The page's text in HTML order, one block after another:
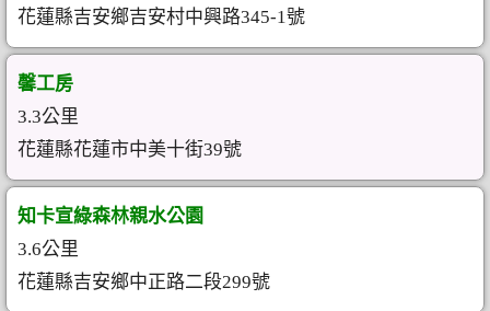
花蓮縣吉安鄉吉安村中興路345-1號
馨工房
3.3公里
花蓮縣花蓮市中美十街39號
知卡宣綠森林親水公園
3.6公里
花蓮縣吉安鄉中正路二段299號